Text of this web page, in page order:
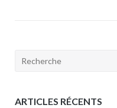
Rechercher:
ARTICLES RÉCENTS